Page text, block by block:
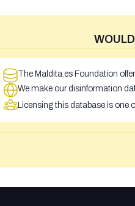
The Maldita.es Foundation
We make our disinformation
Licensing this database is one